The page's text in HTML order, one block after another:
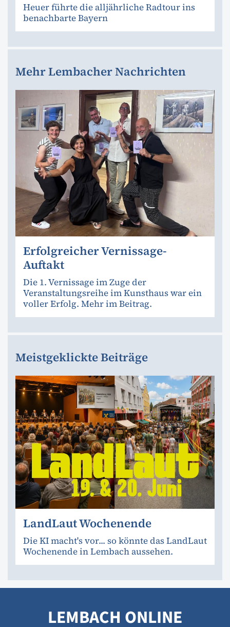
Heuer führte die alljährliche Radtour ins
benachbarte Bayern
Mehr Lembacher Nachrichten
Erfolgreicher Vernissage-
Auftakt
Die 1. Vernissage im Zuge der
Veranstaltungsreihe im Kunsthaus war ein
voller Erfolg. Mehr im Beitrag.
Meistgeklickte Beiträge
LandLaut Wochenende
Die KI macht's vor... so könnte das LandLaut
Wochenende in Lembach aussehen.
LEMBACH ONLINE